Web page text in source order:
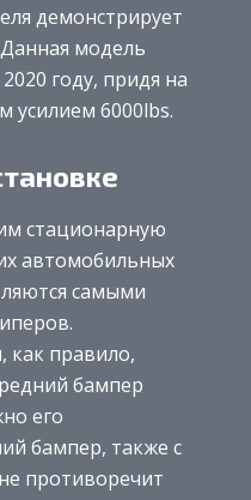
демонстрирует
модель
году, придя на
усилием 6000lbs.
стационарную
автомобильных
самыми
как правило,
бампер
его
бампер, также с
противоречит